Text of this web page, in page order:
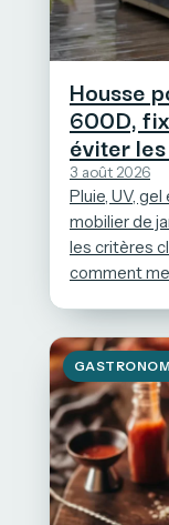
Housse
600D,
éviter
3 août 2026
Pluie, UV,
mobilier de
les critères
comment